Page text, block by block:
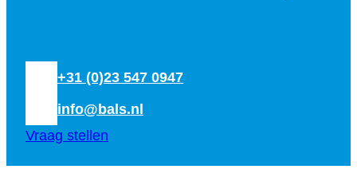
+31 (0)23 547 0947
info@bals.nl
Vraag stellen